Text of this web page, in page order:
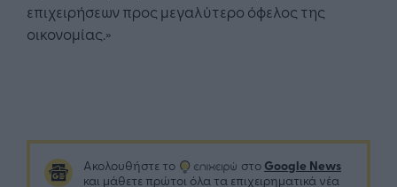
επιχειρήσεων προς μεγαλύτερο όφελος της
οικονομίας.»
Ακολουθήστε το στο Google News
και μάθετε πρώτοι όλα τα επιχειρηματικά νέα